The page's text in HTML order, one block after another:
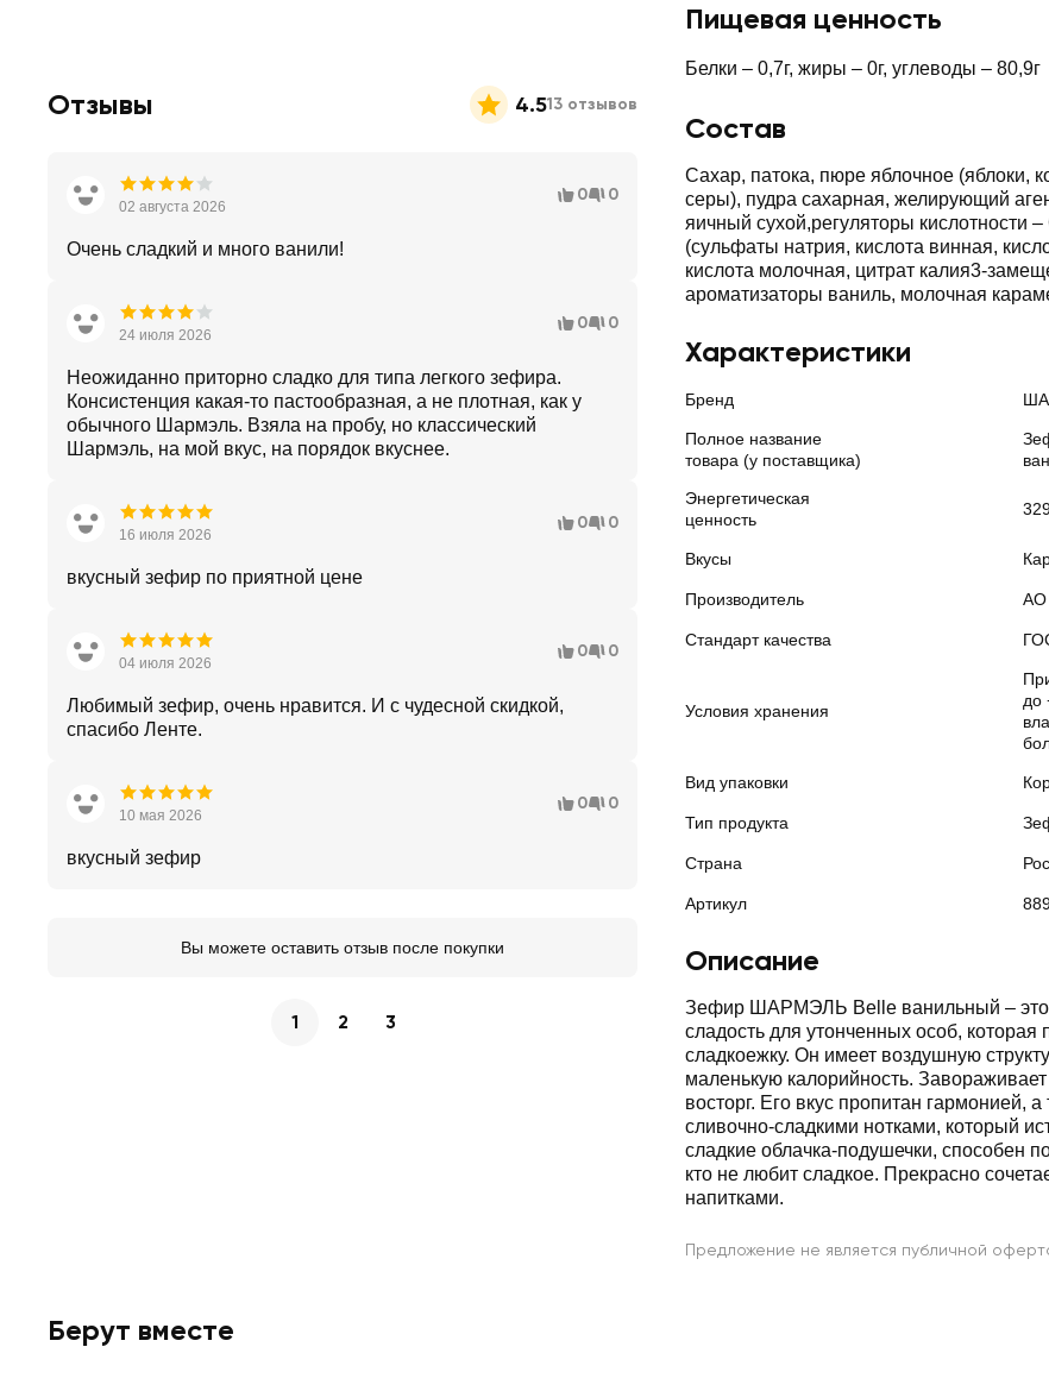
Пищевая ценность
Белки – 0,7г, жиры – 0г, углеводы – 80,9г
Состав
Сахар, патока, пюре яблочное (яблоки,
серы), пудра сахарная, желирующий
яичный сухой,регуляторы кислотности
(сульфаты натрия, кислота винная,
кислота молочная, цитрат калия3-
ароматизаторы ваниль, молочная
Характеристики
Бренд
Полное название
товара (у поставщика)
Энергетическая
ценность
Вкусы
Производитель АО
Стандарт качества
Условия хранения
до
Вид упаковки
Тип продукта
Страна
Артикул
Описание
Зефир ШАРМЭЛЬ Belle ванильный – это
сладость для утонченных особ, которая
сладкоежку. Он имеет воздушную
маленькую калорийность.
восторг. Его вкус пропитан гармонией,
сливочно-сладкими нотками, который
сладкие облачка-подушечки, способен
кто не любит сладкое. Прекрасно
напитками.
Предложение не является публичной
Отзывы 4.513 отзывов
02 августа 2026
0 0
Очень сладкий и много ванили!
24 июля 2026
0 0
Неожиданно приторно сладко для типа легкого зефира.
Консистенция какая-то пастообразная, а не плотная, как у
обычного Шармэль. Взяла на пробу, но классический
Шармэль, на мой вкус, на порядок вкуснее.
16 июля 2026
0 0
вкусный зефир по приятной цене
04 июля 2026
0 0
Любимый зефир, очень нравится. И с чудесной скидкой,
спасибо Ленте.
10 мая 2026
0 0
вкусный зефир
Вы можете оставить отзыв после покупки
1 2 3
Берут вместе